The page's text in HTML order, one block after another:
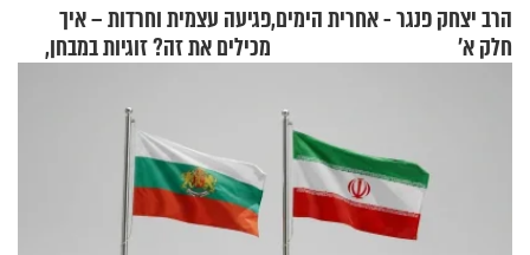
הרב יצחק פנגר - אחרית הימים,
חלק א’
פגיעה עצמית וחרדות – איך
מכילים את זה? זוגיות במבחן,